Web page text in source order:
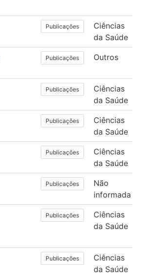
Publicações
Ciências
da Saúde
Publicações Outros
Publicações
Ciências
da Saúde
Publicações
Ciências
da Saúde
Publicações
Ciências
da Saúde
Publicações
Não
informada
Publicações
Ciências
da Saúde
Publicações
Ciências
da Saúde